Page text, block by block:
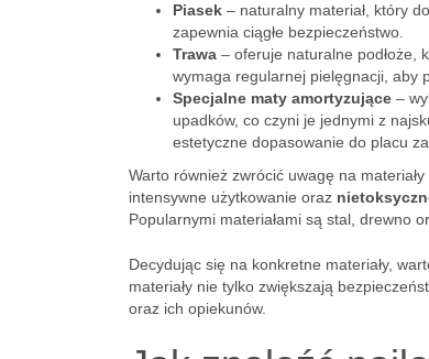
Piasek – naturalny materiał, który
zapewnia ciągłe bezpieczeństwo.
Trawa – oferuje naturalne podłoże,
wymaga regularnej pielęgnacji, aby
Specjalne maty amortyzujące –
upadków, co czyni je jednymi z
estetyczne dopasowanie do placu
Warto również zwrócić uwagę na
intensywne użytkowanie oraz
Popularnymi materiałami są stal, drewno
Decydując się na konkretne materiały,
materiały nie tylko zwiększają
oraz ich opiekunów.